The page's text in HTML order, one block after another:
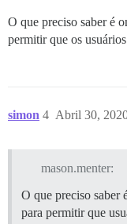
O que preciso saber é
permitir que os
simon Abril 30,
4
mason.menter:
O que preciso saber
para permitir que